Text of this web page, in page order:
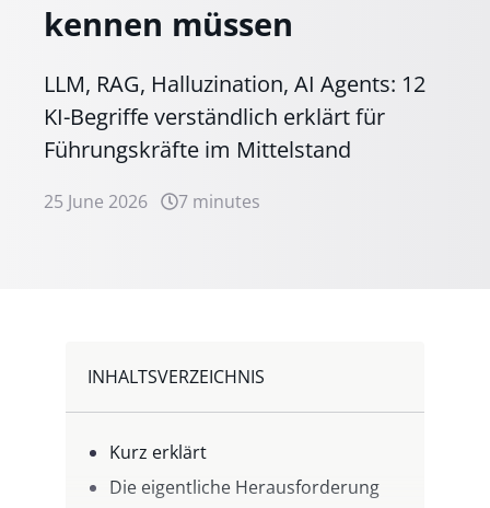
kennen müssen
LLM, RAG, Halluzination, AI Agents: 12
KI-Begriffe verständlich erklärt für
Führungskräfte im Mittelstand
25 June 2026 7 minutes
INHALTSVERZEICHNIS
Kurz erklärt
Die eigentliche Herausforderung